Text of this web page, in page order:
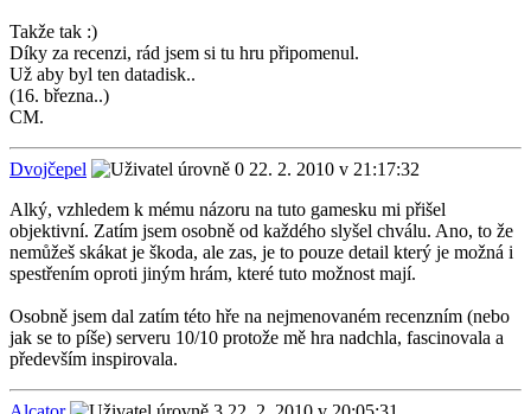
Takže tak :)
Díky za recenzi, rád jsem si tu hru připomenul.
Už aby byl ten datadisk..
(16. března..)
CM.
Dvojčepel
22. 2. 2010 v 21:17:32
Alký, vzhledem k mému názoru na tuto gamesku mi přišel
objektivní. Zatím jsem osobně od každého slyšel chválu. Ano, to že
nemůžeš skákat je škoda, ale zas, je to pouze detail který je možná i
spestřením oproti jiným hrám, které tuto možnost mají.
Osobně jsem dal zatím této hře na nejmenovaném recenzním (nebo
jak se to píše) serveru 10/10 protože mě hra nadchla, fascinovala a
především inspirovala.